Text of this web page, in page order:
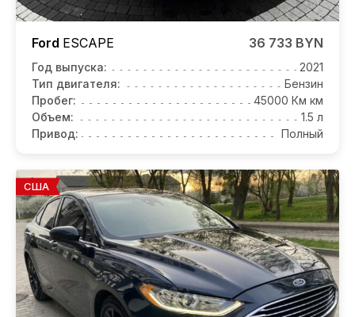
Ford ESCAPE 36 733 BYN
Год выпуска:
2021
Тип двигателя:
Бензин
Пробег:
45000 Км км
Объем:
1.5 л
Привод:
Полный
США